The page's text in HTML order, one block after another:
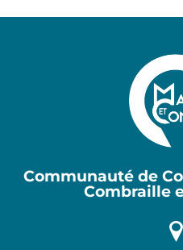
Communauté de
Combraille